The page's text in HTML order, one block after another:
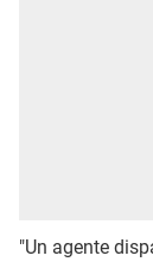
"Un agente